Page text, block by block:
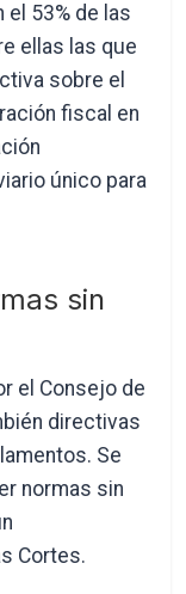
53% de las
ellas las que
sobre el
fiscal en
único para
sin
el Consejo de
directivas
Se
normas sin
Cortes.